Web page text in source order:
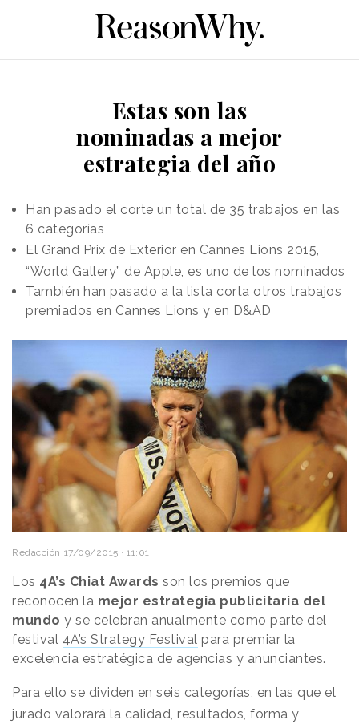
Estas son las
nominadas a mejor
estrategia del año
Han pasado el corte un total de 35 trabajos en las
6 categorías
El Grand Prix de Exterior en Cannes Lions 2015,
“World Gallery” de Apple, es uno de los nominados
También han pasado a la lista corta otros trabajos
premiados en Cannes Lions y en D&AD
Redacción 17/09/2015 · 11:01
Los 4A’s Chiat Awards son los premios que
reconocen la mejor estrategia publicitaria del
mundo y se celebran anualmente como parte del
festival 4A’s Strategy Festival para premiar la
excelencia estratégica de agencias y anunciantes.
Para ello se dividen en seis categorías, en las que el
jurado valorará la calidad, resultados, forma y